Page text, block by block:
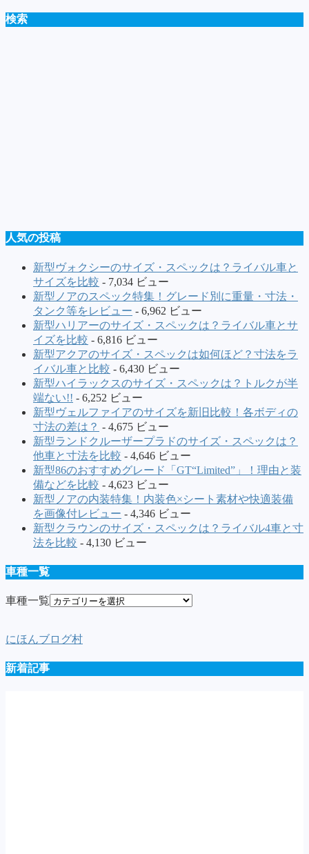
検索
人気の投稿
新型ヴォクシーのサイズ・スペックは？ライバル車と
サイズを比較 - 7,034 ビュー
新型ノアのスペック特集！グレード別に重量・寸法・
タンク等をレビュー - 6,962 ビュー
新型ハリアーのサイズ・スペックは？ライバル車とサ
イズを比較 - 6,816 ビュー
新型アクアのサイズ・スペックは如何ほど？寸法をラ
イバル車と比較 - 6,430 ビュー
新型ハイラックスのサイズ・スペックは？トルクが半
端ない!! - 6,252 ビュー
新型ヴェルファイアのサイズを新旧比較！各ボディの
寸法の差は？ - 4,675 ビュー
新型ランドクルーザープラドのサイズ・スペックは？
他車と寸法を比較 - 4,646 ビュー
新型86のおすすめグレード「GT“Limited”」！理由と装
備などを比較 - 4,623 ビュー
新型ノアの内装特集！内装色×シート素材や快適装備
を画像付レビュー - 4,346 ビュー
新型クラウンのサイズ・スペックは？ライバル4車と寸
法を比較 - 4,130 ビュー
車種一覧
車種一覧
にほんブログ村
新着記事